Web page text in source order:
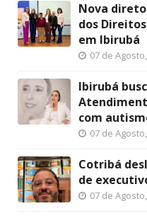
Nova
dos
em Ibirubá
07 de
Ibirubá
com
07 de
Cotribá
de
07 de